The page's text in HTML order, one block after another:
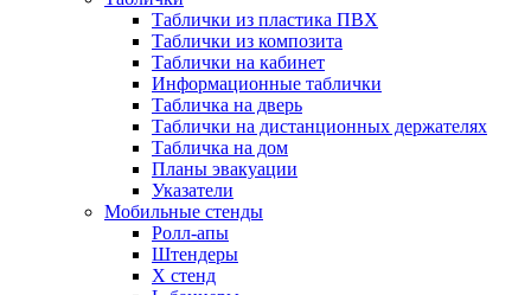
Таблички из пластика ПВХ
Таблички из композита
Таблички на кабинет
Информационные таблички
Табличка на дверь
Таблички на дистанционных держателях
Табличка на дом
Планы эвакуации
Указатели
Мобильные стенды
Ролл-апы
Штендеры
Х стенд